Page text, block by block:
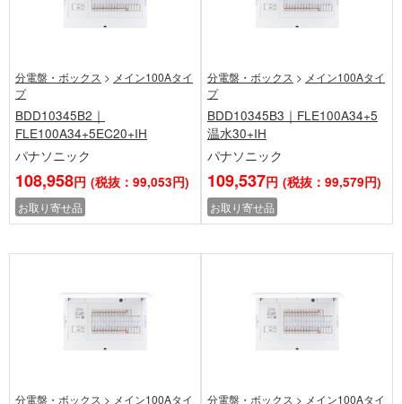
分電盤・ボックス > メイン100Aタイ
プ
BDD10345B2｜
FLE100A34+5EC20+IH
パナソニック
108,958円 (税抜：99,053円)
お取り寄せ品
分電盤・ボックス > メイン100Aタイ
プ
BDD10345B3｜FLE100A34+5
温水30+IH
パナソニック
109,537円 (税抜：99,579円)
お取り寄せ品
分電盤・ボックス > メイン100Aタイ
分電盤・ボックス > メイン100Aタイ